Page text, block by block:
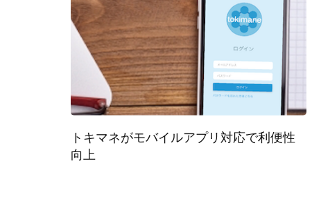
トキマネがモバイルアプリ対応で利便性
向上